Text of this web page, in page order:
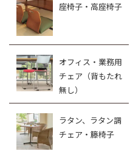
座椅子・高座椅子
オフィス・業務用
チェア（背もたれ
無し）
ラタン、ラタン調
チェア・籐椅子